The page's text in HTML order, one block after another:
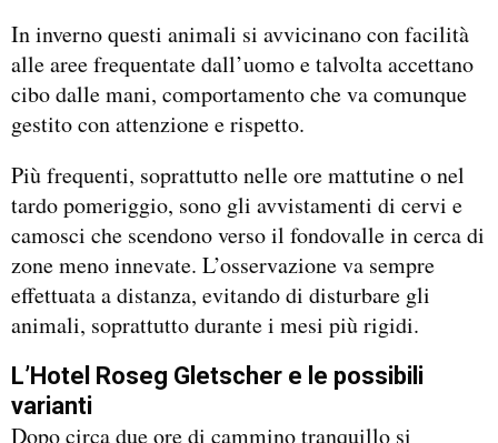
In inverno questi animali si avvicinano con facilità
alle aree frequentate dall’uomo e talvolta accettano
cibo dalle mani, comportamento che va comunque
gestito con attenzione e rispetto.
Più frequenti, soprattutto nelle ore mattutine o nel
tardo pomeriggio, sono gli avvistamenti di cervi e
camosci che scendono verso il fondovalle in cerca di
zone meno innevate. L’osservazione va sempre
effettuata a distanza, evitando di disturbare gli
animali, soprattutto durante i mesi più rigidi.
L’Hotel Roseg Gletscher e le possibili
varianti
Dopo circa due ore di cammino tranquillo si